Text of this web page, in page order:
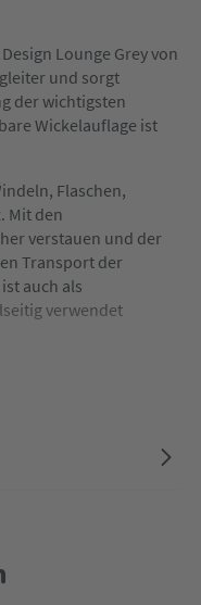
Lounge Grey von
und sorgt
der wichtigsten
Wickelauflage ist
Flaschen,
Mit den
verstauen und der
Transport der
auch als
verwendet